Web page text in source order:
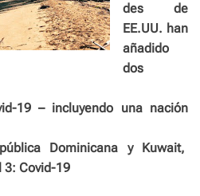
des de
EE.UU. han
añadido
dos
19 – incluyendo una nación
Dominicana y Kuwait,
3: Covid-19